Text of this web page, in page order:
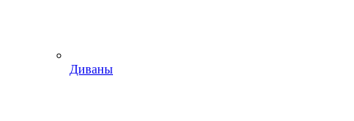
Диваны